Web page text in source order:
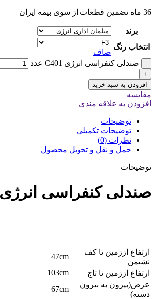
36 ماه تضمین قطعات از سوی بیمه ایران
برند
انتخاب رنگ
صاف
- صندلی کنفراسی انرژی C401 عدد
+
افزودن به سبد خرید
مقایسه
افزودن به علاقه مندی
توضیحات
توضیحات تکمیلی
نظرات (0)
حمل و نقل و تحویل محصول
توضیحات
صندلی کنفراسی انرژی C 401
ارتفاع اززمین تا کف
نشیمن
47cm
ارتفاع اززمین تا تاج
103cm
عرض(بیرون به بیرون
دسته)
67cm